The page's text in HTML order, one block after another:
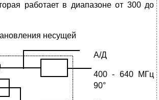
работает в диапазоне от 300 до
несущей
А/Д
400 - 640 МГц
90°